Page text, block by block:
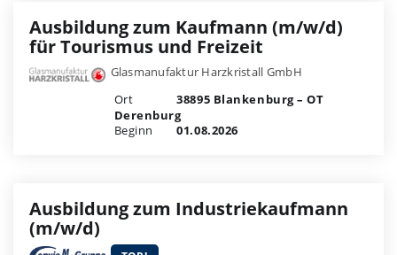
Ausbildung zum Kaufmann (m/w/d)
für Tourismus und Freizeit
Glasmanufaktur Harzkristall GmbH
Ort
38895 Blankenburg – OT
Derenburg
Beginn
01.08.2026
Ausbildung zum Industriekaufmann
(m/w/d)